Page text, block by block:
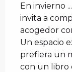
En invierno
invita a
acogedor
Un espacio
prefiera un
con un libro